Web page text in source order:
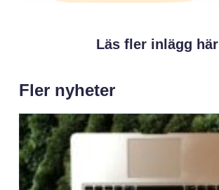
Läs fler inlägg här
Fler nyheter